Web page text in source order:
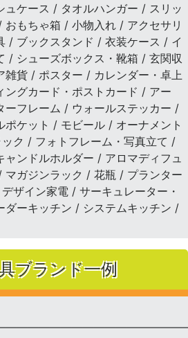
ュケース / タオルハンガー / スリッ
もちゃ箱 / 小物入れ / アクセサリ
/ ブックスタンド / 衣装ケース / イ
/ シューズボックス・靴箱 / 玄関収
貨 / ポスター / カレンダー・卓上
ングカード・ポストカード / アー
ーフレーム / ウォールステッカー /
ポケット / モビール / オーナメント
ク / フォトフレーム・写真立て /
ャンドルホルダー / アロマディフュ
マガジンラック / 花瓶 / プランター
ザイン家電 / サーキュレーター・
ダーキッチン / システムキッチン /
ブランド一例